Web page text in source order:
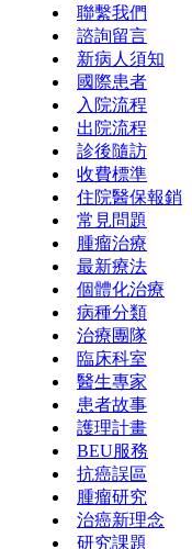
聯繫我們
諮詢留言
新病人須知
國際患者
入院流程
出院流程
診後隨訪
收費標準
住院醫保報銷
常見問題
腫瘤治療
最新療法
個體化治療
病種分類
治療團隊
臨床科室
醫生專家
患者故事
護理計畫
BEU服務
抗癌誤區
腫瘤研究
治癌新理念
研究課題